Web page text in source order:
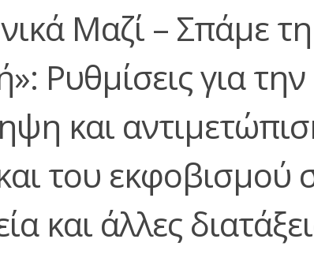
Μαζί – Σπάμε τη
Ρυθμίσεις για την
και
του εκφοβισμού
και άλλες